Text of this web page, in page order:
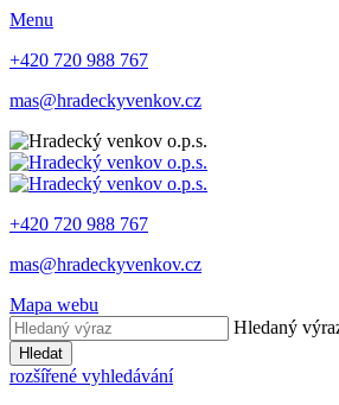
Menu
+420 720 988 767
mas@hradeckyvenkov.cz
+420 720 988 767
mas@hradeckyvenkov.cz
Mapa webu
Hledaný
Hledat
rozšířené vyhledávání